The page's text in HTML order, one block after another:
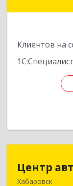
Клиентов на
1С:Специалист
Центр
Хабаровск
Центр
680030,